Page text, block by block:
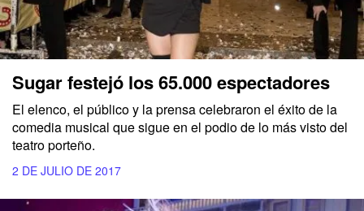
Sugar festejó los 65.000 espectadores
El elenco, el público y la prensa celebraron el éxito de la
comedia musical que sigue en el podio de lo más visto del
teatro porteño.
2 DE JULIO DE 2017